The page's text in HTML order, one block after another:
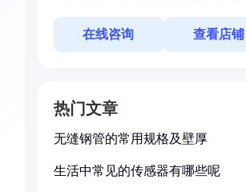
在线咨询 查看店铺
热门文章
无缝钢管的常用规格及壁厚
生活中常见的传感器有哪些呢